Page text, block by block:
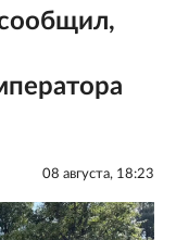
08 августа, 18:23